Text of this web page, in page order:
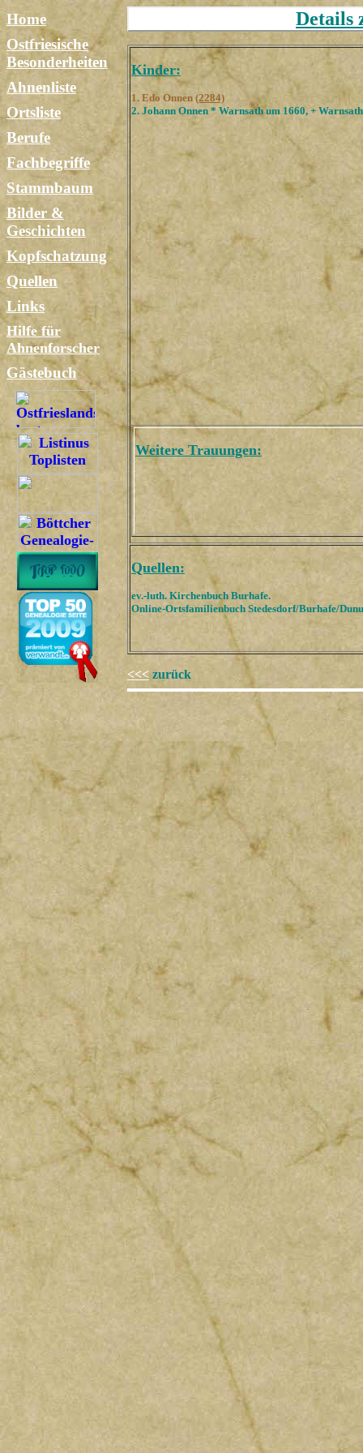
Home
Ostfriesische
Besonderheiten
Ahnenliste
Ortsliste
Berufe
Fachbegriffe
Stammbaum
Bilder &
Geschichten
Kopfschatzung
Quellen
Links
Hilfe für
Ahnenforscher
Gästebuch
Details
Kinder:
1. Edo Onnen (2284)
2. Johann Onnen * Warnsath um 1660, +
Weitere Trauungen:
Quellen:
ev.-luth. Kirchenbuch Burhafe.
Online-Ortsfamilienbuch Stedesdorf/Burhafe/
<<< zurück